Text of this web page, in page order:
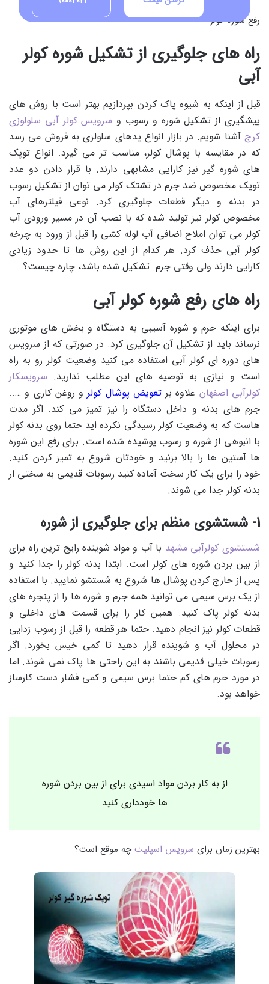
رفع شوره کولر
راه های جلوگیری از تشکیل شوره کولر
آبی
قبل از اینکه به شیوه پاک کردن بپردازیم بهتر است با روش های
پیشگیری از تشکیل شوره و رسوب و سرویس کولر آبی سلولوزی
کرج آشنا شویم. در بازار انواع پدهای سلولزی به فروش می رسد
که در مقایسه با پوشال کولر، مناسب تر می گیرد. انواع توپک
های شوره گیر نیز کارایی مشابهی دارند. با قرار دادن دو عدد
توپک مخصوص ضد جرم در تشتک کولر می توان از تشکیل رسوب
در بدنه و دیگر قطعات جلوگیری کرد. نوعی فیلترهای آب
مخصوص کولر نیز تولید شده که با نصب آن در مسیر ورودی آب
کولر می توان املاح اضافی آب لوله کشی را قبل از ورود به چرخه
کولر آبی حذف کرد. هر کدام از این روش ها تا حدود زیادی
کارایی دارند ولی وقتی جرم تشکیل شده باشد، چاره چیست؟
راه های رفع شوره کولر آبی
برای اینکه جرم و شوره آسیبی به دستگاه و بخش های موتوری
نرساند باید از تشکیل آن جلوگیری کرد. در صورتی که از سرویس
های دوره ای کولر آبی استفاده می کنید وضعیت کولر رو به راه
است و نیازی به توصیه های این مطلب ندارید. سرویسکار
کولرآبی اصفهان علاوه برتعویض پوشال کولرو روغن کاری و …..
جرم های بدنه و داخل دستگاه را نیز تمیز می کند. اگر مدت
هاست که به وضعیت کولر رسیدگی نکرده اید حتما روی بدنه کولر
با انبوهی از شوره و رسوب پوشیده شده است. برای رفع این شوره
ها آستین ها را بالا بزنید و خودتان شروع به تمیز کردن کنید.
خود را برای یک کار سخت آماده کنید رسوبات قدیمی به سختی ار
بدنه کولر جدا می شوند.
1- شستشوی منظم برای جلوگیری از شوره
شستشوی کولرآبی مشهد با آب و مواد شوینده رایج ترین راه برای
از بین بردن شوره های کولر است. ابتدا بدنه کولر را جدا کنید و
پس از خارج کردن پوشال ها شروع به شستشو نمایید. با استفاده
از یک برس سیمی می توانید همه جرم و شوره ها را از پنجره های
بدنه کولر پاک کنید. همین کار را برای قسمت های داخلی و
قطعات کولر نیز انجام دهید. حتما هر قطعه را قبل از رسوب زدایی
در محلول آب و شوینده قرار دهید تا کمی خیس بخورد. اگر
رسوبات خیلی قدیمی باشند به این راحتی ها پاک نمی شوند. اما
در مورد جرم های کم حتما برس سیمی و کمی فشار دست کارساز
خواهد بود.
از به کار بردن مواد اسیدی برای از بین بردن شوره
ها خودداری کنید
بهترین زمان برای سرویس اسپلیت چه موقع است؟